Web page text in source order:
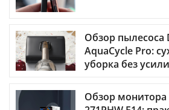
Обзор пылесоса
AquaCycle Pro:
уборка без
Обзор монитора